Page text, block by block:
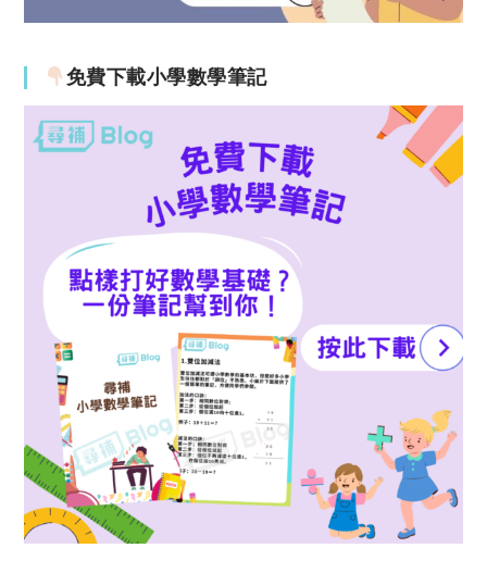
免費下載小學數學筆記